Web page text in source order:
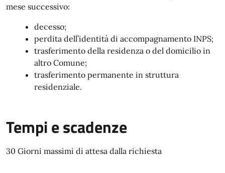
mese successivo:
decesso;
perdita dell’identità di accompagnamento INPS;
trasferimento della residenza o del domicilio in
altro Comune;
trasferimento permanente in struttura
residenziale.
Tempi e scadenze
30 Giorni massimi di attesa dalla richiesta